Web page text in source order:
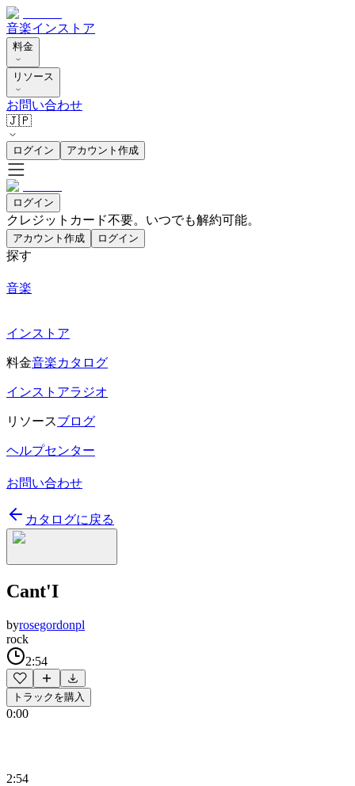
音楽インストア
料金
リソース
お問い合わせ
🇯🇵
ログイン アカウント作成
ログイン
クレジットカード不要。いつでも解約可能。
アカウント作成 ログイン
探す
音楽
インストア
料金音楽カタログ
インストアラジオ
リソースブログ
ヘルプセンター
お問い合わせ
カタログに戻る
Cant'I
byrosegordonpl
rock
2:54
トラックを購入
0:00
2:54